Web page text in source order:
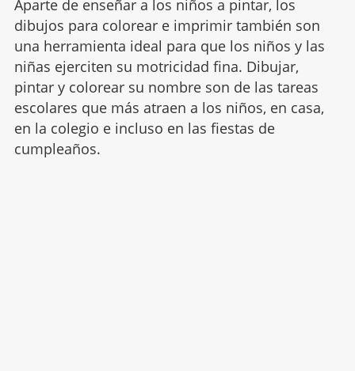
Aparte de enseñar a los niños a pintar, los
dibujos para colorear e imprimir también son
una herramienta ideal para que los niños y las
niñas ejerciten su motricidad fina. Dibujar,
pintar y colorear su nombre son de las tareas
escolares que más atraen a los niños, en casa,
en la colegio e incluso en las fiestas de
cumpleaños.